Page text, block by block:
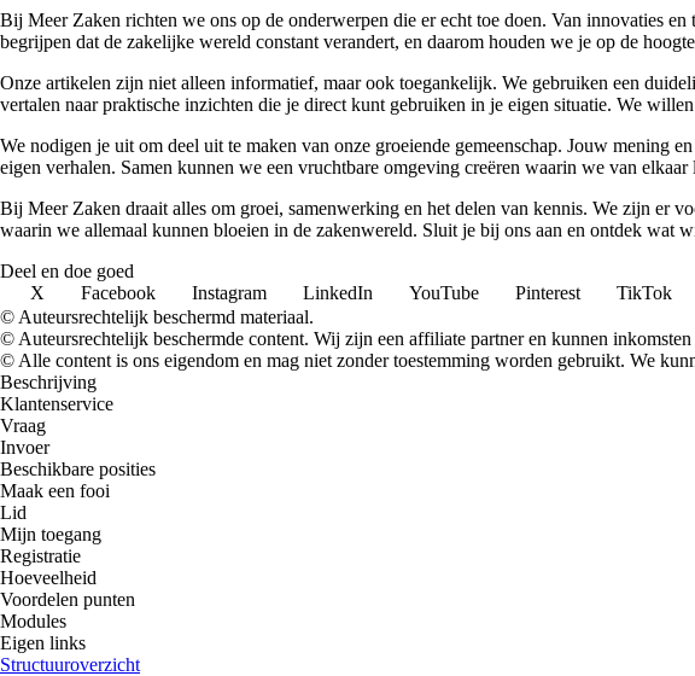
Bij Meer Zaken richten we ons op de onderwerpen die er echt toe doen. Van innovaties
begrijpen dat de zakelijke wereld constant verandert, en daarom houden we je op de
Onze artikelen zijn niet alleen informatief, maar ook toegankelijk. We gebruiken een
vertalen naar praktische inzichten die je direct kunt gebruiken in je eigen situatie. We
We nodigen je uit om deel uit te maken van onze groeiende gemeenschap. Jouw mening
eigen verhalen. Samen kunnen we een vruchtbare omgeving creëren waarin we van elkaar
Bij Meer Zaken draait alles om groei, samenwerking en het delen van kennis. We zijn er
waarin we allemaal kunnen bloeien in de zakenwereld. Sluit je bij ons aan en ontdek wat
Deel en doe goed
X
Facebook Instagram LinkedIn YouTube Pinterest TikTok
© Auteursrechtelijk beschermd materiaal.
© Auteursrechtelijk beschermde content. Wij zijn een affiliate partner en kunnen
© Alle content is ons eigendom en mag niet zonder toestemming worden gebruikt. We
Beschrijving
Klantenservice
Vraag
Invoer
Beschikbare posities
Maak een fooi
Lid
Mijn toegang
Registratie
Hoeveelheid
Voordelen punten
Modules
Eigen links
Structuuroverzicht